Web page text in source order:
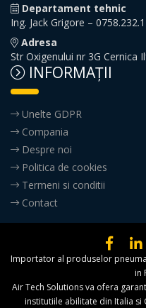
Departament tehnic
Ing. Jack Grigore –
Adresa
Str Oxigenului nr 3G Cernica
INFORMAŢII
Unelte GDPR
Compania
Despre noi
Politica de cookies
Termeni si conditii
Contact
Importator al produselor
in
Air Tech Solutions va ofera
institutiile abilitate din Italia si